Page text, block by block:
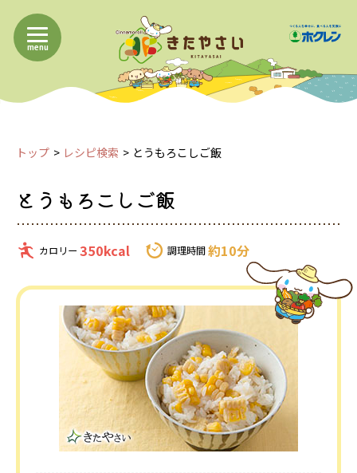
menu
トップ レシピ検索 とうもろこしご飯
とうもろこしご飯
カロリー 350kcal 調理時間 約10分